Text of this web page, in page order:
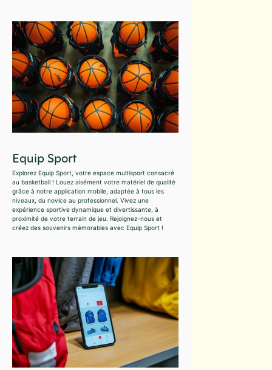
Equip Sport
Explorez Equip Sport, votre espace multisport consacré
au basketball ! Louez aisément votre matériel de qualité
grâce à notre application mobile, adaptée à tous les
niveaux, du novice au professionnel. Vivez une
expérience sportive dynamique et divertissante, à
proximité de votre terrain de jeu. Rejoignez-nous et
créez des souvenirs mémorables avec Equip Sport !